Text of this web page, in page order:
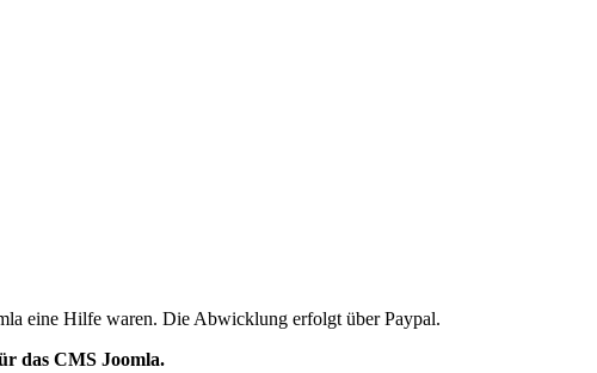
eine Hilfe waren. Die Abwicklung erfolgt über Paypal.
das CMS Joomla.